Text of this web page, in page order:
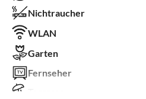
Nichtraucher
WLAN
Garten
Fernseher